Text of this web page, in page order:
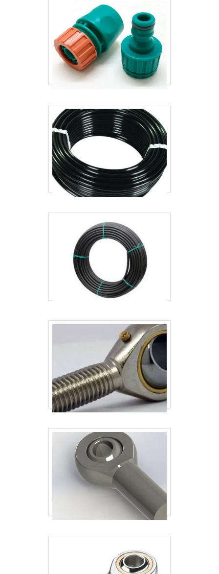
Terminais prensados para mangueiras
Mangueira de gas residencial
Mangueira de pressão direção hidráulica
Mangueira hidráulica para empilhadeira
Mangueira para ferramentas pneumáticas
Mangueira pneumática alta temperatura
Mangueira residêncial
Mangueira transporte pneumático
Mangueiras e conexões gates
Mangueiras hidráulicas preço
Mangueiras hidráulicas sp
Mangueiras industriais sp
Terminal rotular jacto
Engate rápido pneumático 1
Engate rápido hidráulico 3 4
Engate rápido mangueira combustivel
Distribuidor de terminal industrial